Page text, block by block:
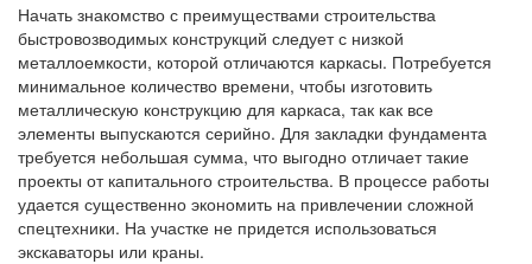
Начать знакомство с преимуществами строительства
быстровозводимых конструкций следует с низкой
металлоемкости, которой отличаются каркасы. Потребуется
минимальное количество времени, чтобы изготовить
металлическую конструкцию для каркаса, так как все
элементы выпускаются серийно. Для закладки фундамента
требуется небольшая сумма, что выгодно отличает такие
проекты от капитального строительства. В процессе работы
удается существенно экономить на привлечении сложной
спецтехники. На участке не придется использоваться
экскаваторы или краны.